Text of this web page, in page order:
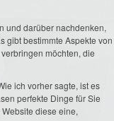
und darüber nachdenken,
gibt bestimmte Aspekte von
möchten, die
ich vorher sagte, ist es
perfekte Dinge für Sie
diese eine,